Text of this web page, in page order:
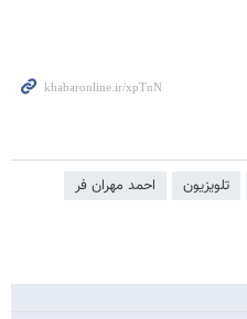
تلویزیون
احمد مهران فر